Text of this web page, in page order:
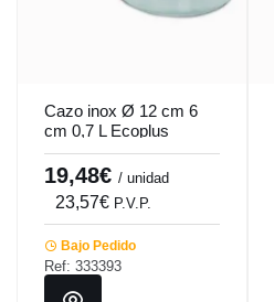
Cazo inox Ø 12 cm 6
cm 0,7 L Ecoplus
Pro.cooker
19,48€ / unidad
23,57€ P.V.P.
Bajo Pedido
Ref: 333393